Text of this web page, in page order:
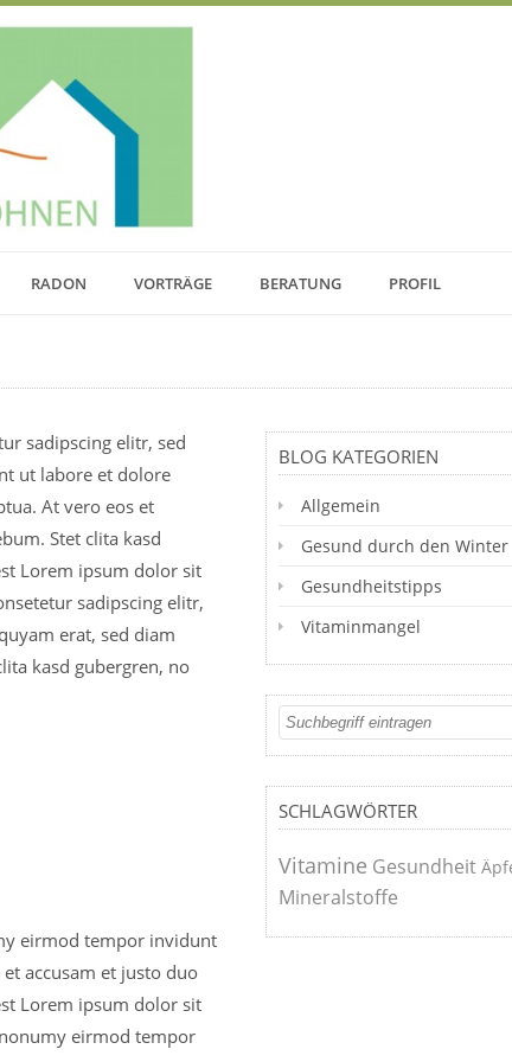
RADON VORTRÄGE BERATUNG PROFIL
sadipscing elitr, sed
ut labore et dolore
At vero eos et
Stet clita kasd
Lorem ipsum dolor sit
sadipscing elitr,
erat, sed diam
kasd gubergren, no
eirmod tempor invidunt
accusam et justo duo
Lorem ipsum dolor sit
eirmod tempor
BLOG KATEGORIEN
Allgemein
Gesund durch den Winter
Gesundheitstipps
Vitaminmangel
SCHLAGWÖRTER
Vitamine Gesundheit
Mineralstoffe